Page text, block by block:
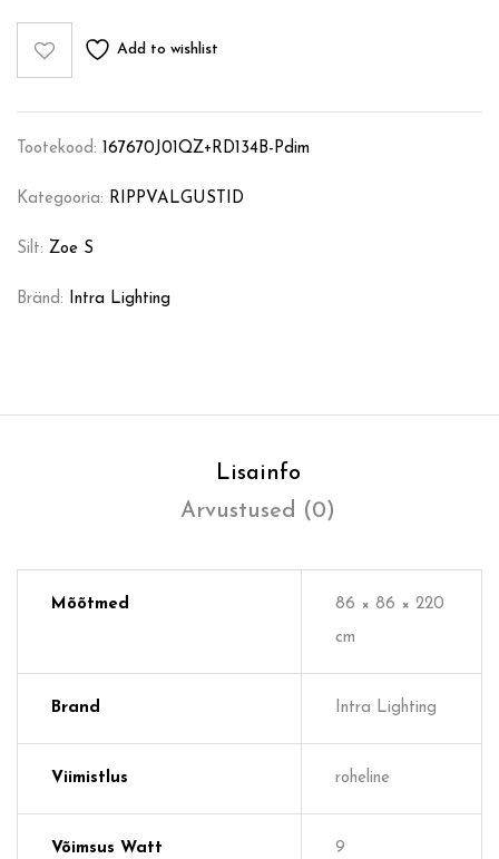
Add to wishlist
Tootekood: 167670J01QZ+RD134B-Pdim
Kategooria: RIPPVALGUSTID
Silt: Zoe S
Bränd: Intra Lighting
Lisainfo
Arvustused (0)
Mõõtmed
86 × 86 × 220
cm
Brand Intra Lighting
Viimistlus roheline
Võimsus Watt 9